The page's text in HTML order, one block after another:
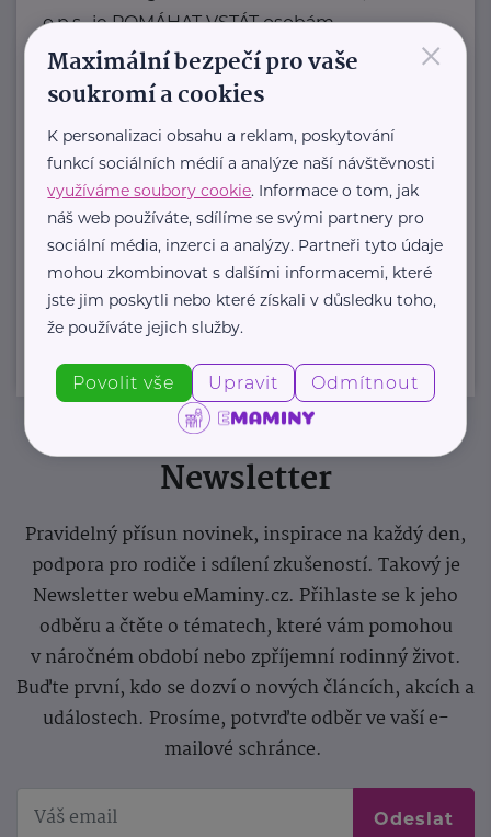
o.p.s., je POMÁHAT VSTÁT osobám
v tísni a osobám ohroženým
sociálním vyloučením: ...
www.skp-centrum.cz
+420 773 087 585
info@skp-centrum.cz
Zobrazit přehled společností
Newsletter
Pravidelný přísun novinek, inspirace na každý den,
podpora pro rodiče i sdílení zkušeností. Takový je
Newsletter webu eMaminy.cz. Přihlaste se k jeho
odběru a čtěte o tématech, které vám pomohou
v náročném období nebo zpříjemní rodinný život.
Buďte první, kdo se dozví o nových článcích, akcích a
událostech. Prosíme, potvrďte odběr ve vaší e-
mailové schránce.
Odeslat
×
Maximální bezpečí pro vaše
soukromí a cookies
K personalizaci obsahu a reklam, poskytování
funkcí sociálních médií a analýze naší návštěvnosti
využíváme soubory cookie. Informace o tom, jak
náš web používáte, sdílíme se svými partnery pro
sociální média, inzerci a analýzy. Partneři tyto údaje
mohou zkombinovat s dalšími informacemi, které
jste jim poskytli nebo které získali v důsledku toho,
že používáte jejich služby.
Povolit vše Upravit Odmítnout